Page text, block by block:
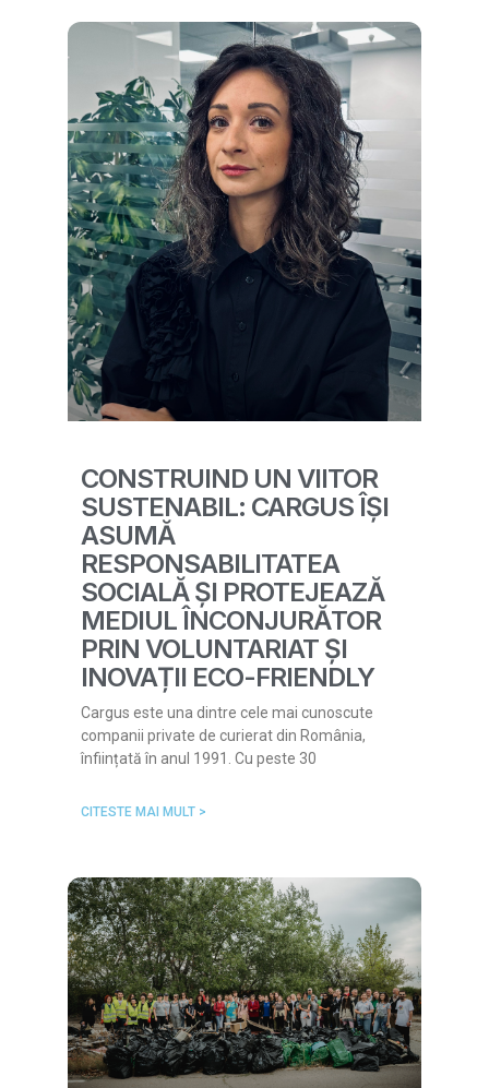
CONSTRUIND UN VIITOR
SUSTENABIL: CARGUS ÎȘI
ASUMĂ
RESPONSABILITATEA
SOCIALĂ ȘI PROTEJEAZĂ
MEDIUL ÎNCONJURĂTOR
PRIN VOLUNTARIAT ȘI
INOVAȚII ECO-FRIENDLY
Cargus este una dintre cele mai cunoscute
companii private de curierat din România,
înființată în anul 1991. Cu peste 30
CITESTE MAI MULT >